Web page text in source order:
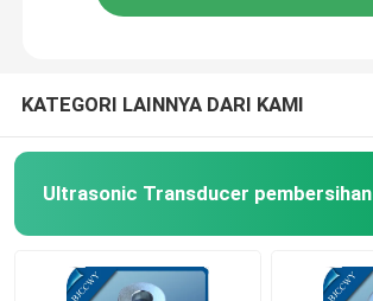
Piezoelektrik keramik Discs
Ultrasonic Beauty Transducer
KATEGORI LAINNYA DARI KAMI
Ultrasonic Transducer pembersihan